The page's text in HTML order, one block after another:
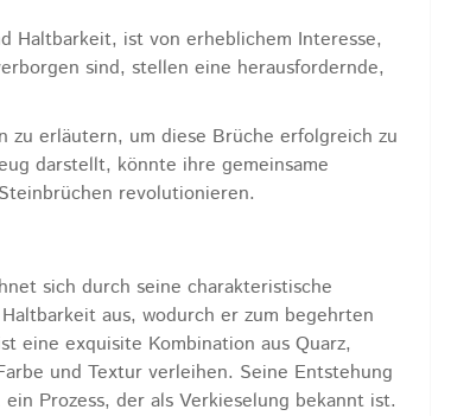
Haltbarkeit, ist von erheblichem Interesse,
sind, stellen eine herausfordernde,
zu erläutern, um diese Brüche erfolgreich zu
darstellt, könnte ihre gemeinsame
revolutionieren.
sich durch seine charakteristische
aus, wodurch er zum begehrten
eine exquisite Kombination aus Quarz,
und Textur verleihen. Seine Entstehung
Prozess, der als Verkieselung bekannt ist.